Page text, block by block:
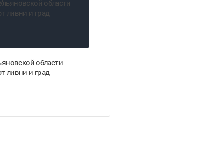
области
ливни и град